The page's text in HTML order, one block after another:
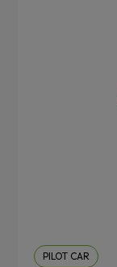
PILOT CAR